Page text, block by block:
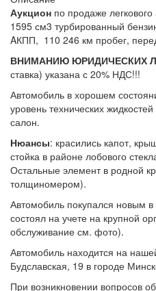
Аукцион по продаже
1595 см3 турбированный
AКПП, 110 246 км пробег,
ВНИМАНИЮ ЮРИДИЧЕСКИХ
ставка) указана с 20% НДС!!!
Автомобиль в хорошем
уровень технических
салон.
Нюансы: красились капот,
стойка в районе лобового
Остальные элемент в родной
толщиномером).
Автомобиль покупался новым
состоял на учете на крупной
обслуживание см. фото).
Автомобиль находится на
Будславская, 19 в городе
При возникновении вопросов